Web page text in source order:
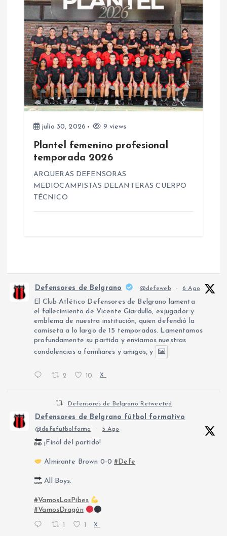
a
s
julio 30, 2026 9 views
Plantel femenino profesional
temporada 2026
ARQUERAS DEFENSORAS
MEDIOCAMPISTAS DELANTERAS CUERPO
TÉCNICO
Defensores de Belgrano @defeweb · 6 Ago
El Club Atlético Defensores de Belgrano lamenta
el fallecimiento de Vicente Giardullo, exjugador y
emblema de nuestra institución, quien defendió la
camiseta a lo largo de 15 temporadas. Lamentamos
profundamente su partida y enviamos nuestras
condolencias a familiares y amigos, y
2 10 X
Defensores de Belgrano Retweeted
Defensores de Belgrano fútbol formativo
@defefutbolforma · 5 Ago
¡Final del partido!
Almirante Brown 0-0#Defe
All Boys.
#VamosLosPibes
#VamosDragón
X